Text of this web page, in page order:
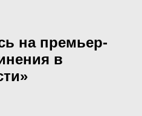
на премьер-
в